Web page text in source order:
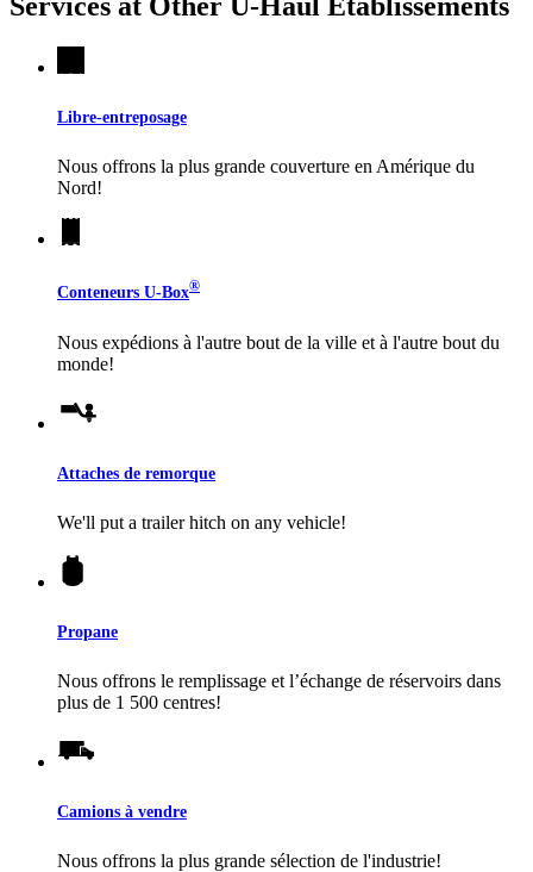
Libre-entreposage
Nous offrons la plus grande couverture en Amérique du
Nord!
Conteneurs U-Box®
Nous expédions à l'autre bout de la ville et à l'autre bout du
monde!
Attaches de remorque
We'll put a trailer hitch on any vehicle!
Propane
Nous offrons le remplissage et l’échange de réservoirs dans
plus de 1 500 centres!
Camions à vendre
Nous offrons la plus grande sélection de l'industrie!